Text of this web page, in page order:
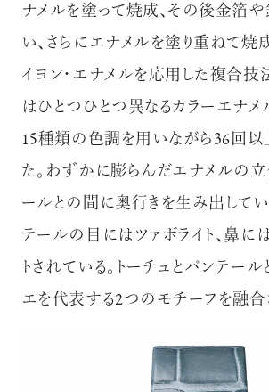
ナメルを塗って焼成、その後金箔や
い、さらにエナメルを塗り重ねて焼
イヨン・エナメルを応用した複合技
はひとつひとつ異なるカラーエナメ
15種類の色調を用いながら36回
た。わずかに膨らんだエナメルの
ールとの間に奥行きを生み出してい
テールの目にはツァボライト、鼻に
トされている。トーチュとパンテール
エを代表する2つのモチーフを融合